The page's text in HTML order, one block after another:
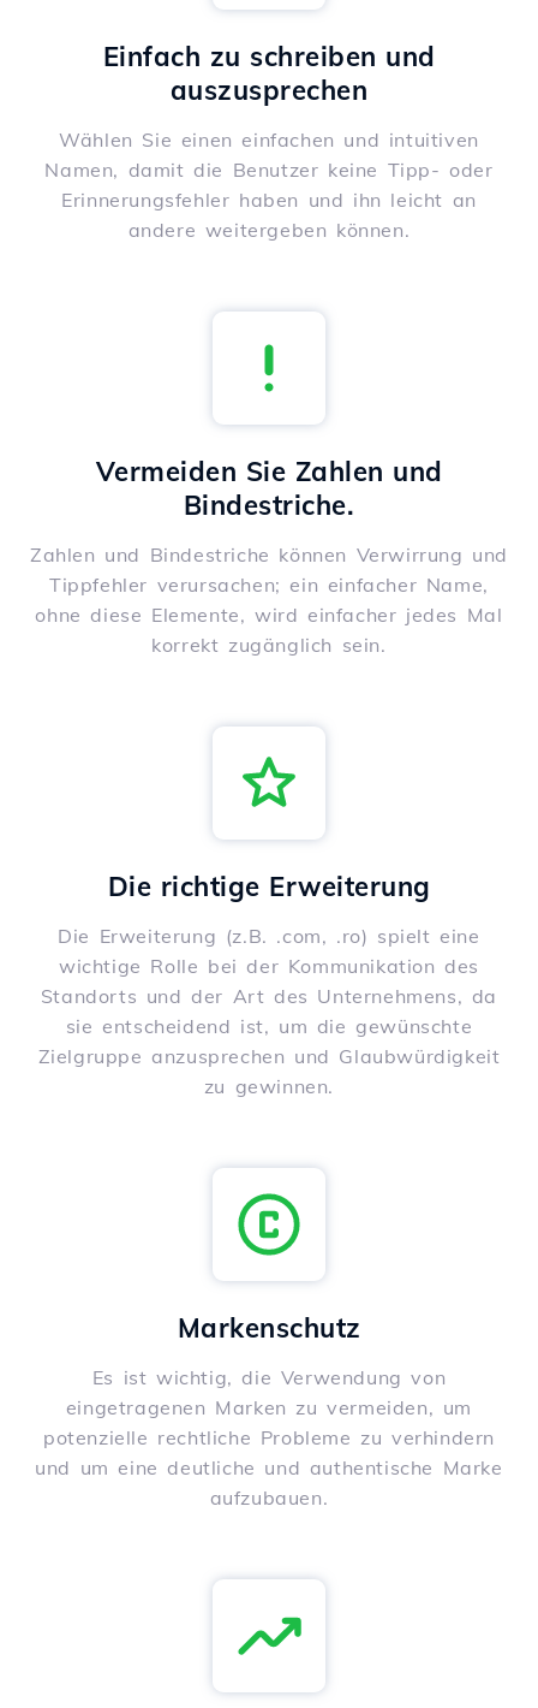
Einfach zu schreiben und
auszusprechen
Wählen Sie einen einfachen und intuitiven
Namen, damit die Benutzer keine Tipp- oder
Erinnerungsfehler haben und ihn leicht an
andere weitergeben können.
Vermeiden Sie Zahlen und
Bindestriche.
Zahlen und Bindestriche können Verwirrung und
Tippfehler verursachen; ein einfacher Name,
ohne diese Elemente, wird einfacher jedes Mal
korrekt zugänglich sein.
Die richtige Erweiterung
Die Erweiterung (z.B. .com, .ro) spielt eine
wichtige Rolle bei der Kommunikation des
Standorts und der Art des Unternehmens, da
sie entscheidend ist, um die gewünschte
Zielgruppe anzusprechen und Glaubwürdigkeit
zu gewinnen.
Markenschutz
Es ist wichtig, die Verwendung von
eingetragenen Marken zu vermeiden, um
potenzielle rechtliche Probleme zu verhindern
und um eine deutliche und authentische Marke
aufzubauen.